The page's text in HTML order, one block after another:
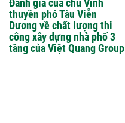
Đánh giá của chú Vinh
thuyền phó Tàu Viễn
Dương về chất lượng thi
công xây dựng nhà phố 3
tầng của Việt Quang Group